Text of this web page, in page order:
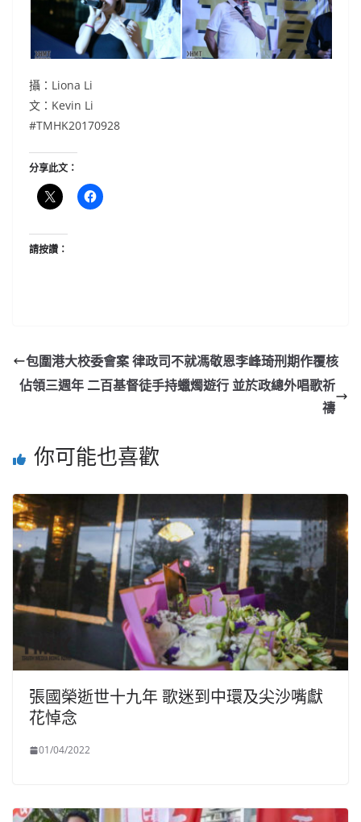
攝：Liona Li
文：Kevin Li
#TMHK20170928
分享此文：
請按讚：
包圍港大校委會案 律政司不就馮敬恩李峰琦刑期作覆核
佔領三週年 二百基督徒手持蠟燭遊行 並於政總外唱歌祈
禱
你可能也喜歡
張國榮逝世十九年 歌迷到中環及尖沙嘴獻
花悼念
01/04/2022